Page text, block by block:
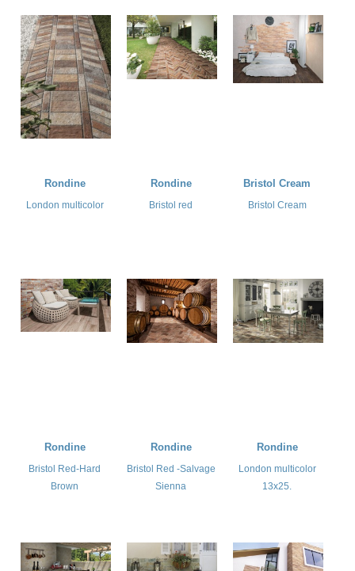
Rondine
London multicolor
Rondine
Bristol red
Bristol Cream
Bristol Cream
Rondine
Bristol Red-Hard
Brown
Rondine
Bristol Red -Salvage
Sienna
Rondine
London multicolor
13x25.